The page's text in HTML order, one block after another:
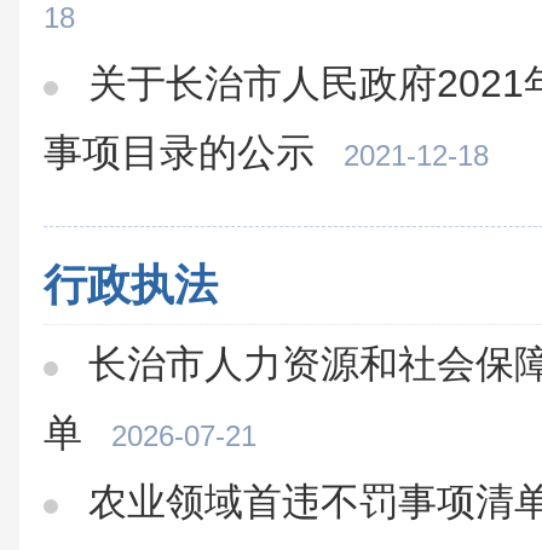
18
关于长治市人民政府2021
事项目录的公示
2021-12-18
行政执法
长治市人力资源和社会保
单
2026-07-21
农业领域首违不罚事项清